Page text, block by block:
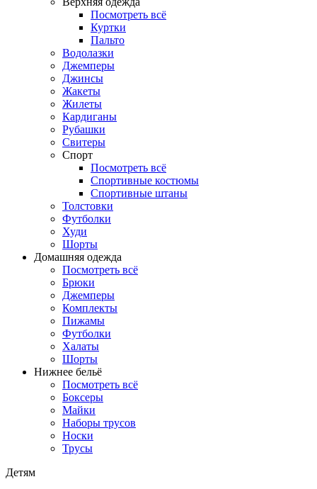
Посмотреть всё
Куртки
Пальто
Водолазки
Джемперы
Джинсы
Жакеты
Жилеты
Кардиганы
Рубашки
Свитеры
Спорт
Посмотреть всё
Спортивные костюмы
Спортивные штаны
Толстовки
Футболки
Худи
Шорты
Домашняя одежда
Посмотреть всё
Брюки
Джемперы
Комплекты
Пижамы
Футболки
Халаты
Шорты
Нижнее бельё
Посмотреть всё
Боксеры
Майки
Наборы трусов
Носки
Трусы
Детям